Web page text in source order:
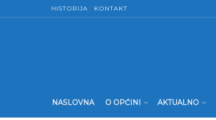
HISTORIJA KONTAKT
NASLOVNA O OPĆINI AKTUALNO